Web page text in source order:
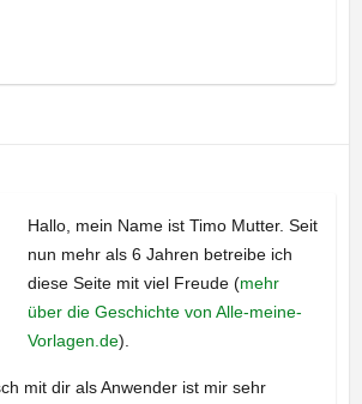
Hallo, mein Name ist Timo Mutter. Seit
nun mehr als 6 Jahren betreibe ich
diese Seite mit viel Freude (mehr
über die Geschichte von Alle-meine-
Vorlagen.de).
mit dir als Anwender ist mir sehr